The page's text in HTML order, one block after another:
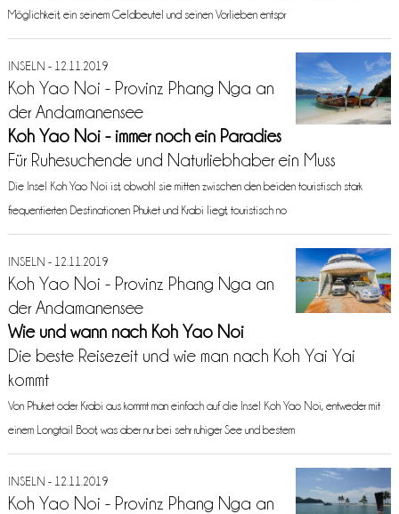
Möglichkeit, ein seinem Geldbeutel und seinen Vorlieben entspr
INSELN - 12.11.2019
Koh Yao Noi - Provinz Phang Nga an
der Andamanensee
Koh Yao Noi - immer noch ein Paradies
Für Ruhesuchende und Naturliebhaber ein Muss
Die Insel Koh Yao Noi ist, obwohl sie mitten zwischen den beiden touristisch stark
frequentierten Destinationen Phuket und Krabi liegt, touristisch no
INSELN - 12.11.2019
Koh Yao Noi - Provinz Phang Nga an
der Andamanensee
Wie und wann nach Koh Yao Noi
Die beste Reisezeit und wie man nach Koh Yai Yai
kommt
Von Phuket oder Krabi aus kommt man einfach auf die Insel Koh Yao Noi, entweder mit
einem Longtail Boot, was aber nur bei sehr ruhiger See und bestem
INSELN - 12.11.2019
Koh Yao Noi - Provinz Phang Nga an